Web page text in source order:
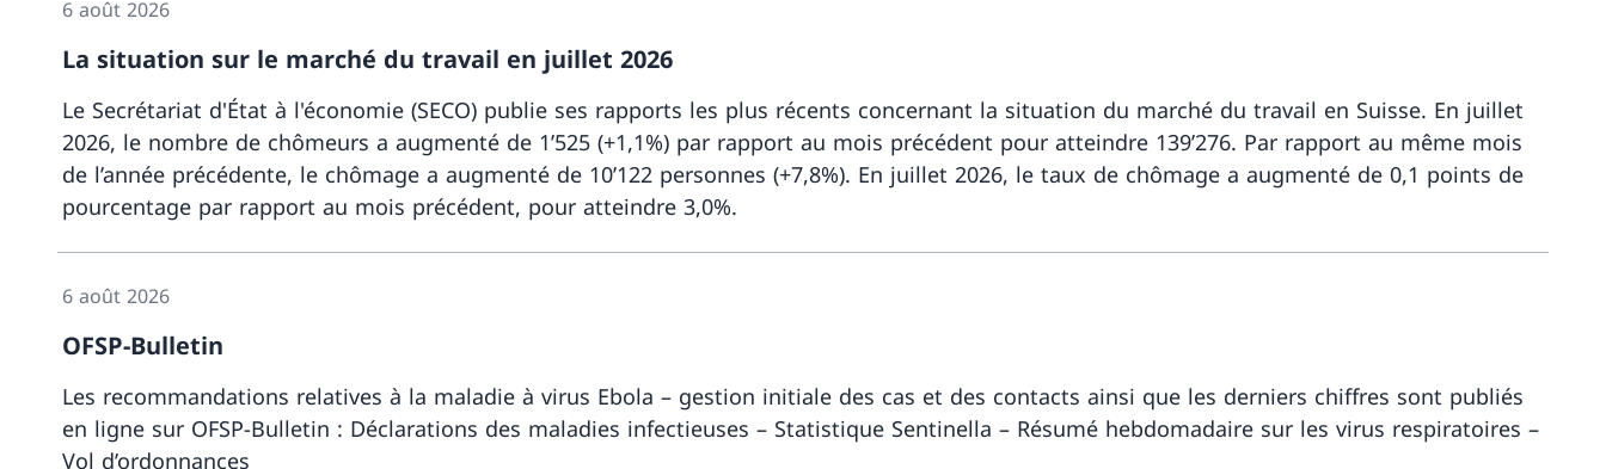
6 août 2026
La situation sur le marché du travail en juillet 2026
Le Secrétariat d'État à l'économie (SECO) publie ses rapports les plus récents concernant la situation du marché du travail en Suisse. En juillet
2026, le nombre de chômeurs a augmenté de 1’525 (+1,1%) par rapport au mois précédent pour atteindre 139’276. Par rapport au même mois
de l’année précédente, le chômage a augmenté de 10’122 personnes (+7,8%). En juillet 2026, le taux de chômage a augmenté de 0,1 points de
pourcentage par rapport au mois précédent, pour atteindre 3,0%.
6 août 2026
OFSP-Bulletin
Les recommandations relatives à la maladie à virus Ebola – gestion initiale des cas et des contacts ainsi que les derniers chiffres sont publiés
en ligne sur OFSP-Bulletin : Déclarations des maladies infectieuses – Statistique Sentinella – Résumé hebdomadaire sur les virus respiratoires –
Vol d’ordonnances